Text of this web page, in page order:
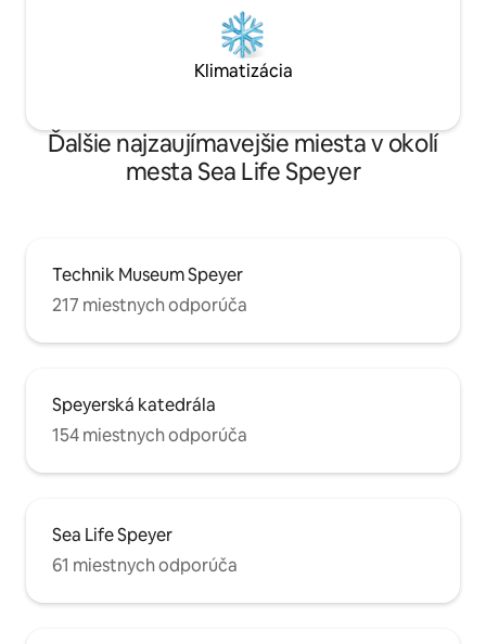
Klimatizácia
Ďalšie najzaujímavejšie miesta v okolí
mesta Sea Life Speyer
Technik Museum Speyer
217 miestnych odporúča
Speyerská katedrála
154 miestnych odporúča
Sea Life Speyer
61 miestnych odporúča